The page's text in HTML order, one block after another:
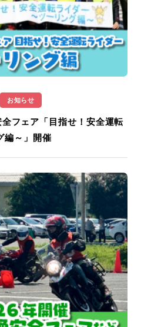
お知らせ
フェア「目指せ！安全運転
編～」開催